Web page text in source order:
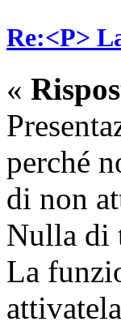
Re:<P>
«
perché
di non
Nulla di
La